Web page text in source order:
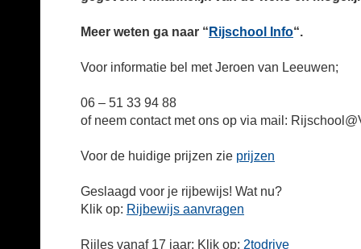
Meer weten ga naar “Rijschool Info“.
Voor informatie bel met Jeroen van Leeuwen;
06 – 51 33 94 88
of neem contact met ons op via mail:
Voor de huidige prijzen zie prijzen
Geslaagd voor je rijbewijs! Wat nu?
Klik op: Rijbewijs aanvragen
Rijles vanaf 17 jaar: Klik op: 2todrive